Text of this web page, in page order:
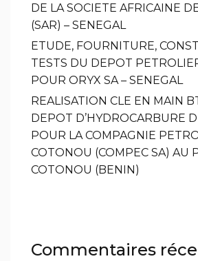
DE LA SOCIETE AFRICAINE
(SAR) – SENEGAL
ETUDE, FOURNITURE,
TESTS DU DEPOT
POUR ORYX SA – SENEGAL
REALISATION CLE EN MAIN
DEPOT D’HYDROCARBURE
POUR LA COMPAGNIE
COTONOU (COMPEC SA) AU
COTONOU (BENIN)
Commentaires